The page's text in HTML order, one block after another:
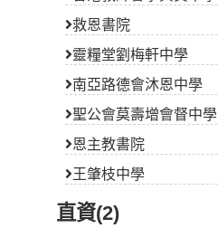
救恩書院
靈糧堂劉梅軒中學
南亞路德會沐恩中學
聖公會莫壽增會督中學
恩主教書院
王肇枝中學
直資(2)